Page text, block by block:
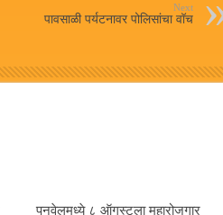
Next
पावसाळी पर्यटनावर पोलिसांचा वॉच
पनवेलमध्ये ८ ऑगस्टला महारोजगार